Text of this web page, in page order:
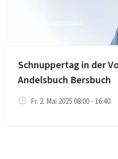
Einrichtungsbesuch
Schnuppertag in der
Andelsbuch Bersbuch
Fr. 2. Mai 2025 08:00 - 16:40